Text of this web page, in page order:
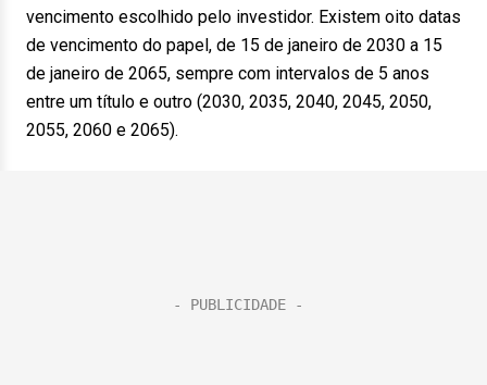
vencimento escolhido pelo investidor. Existem oito datas
de vencimento do papel, de 15 de janeiro de 2030 a 15
de janeiro de 2065, sempre com intervalos de 5 anos
entre um título e outro (2030, 2035, 2040, 2045, 2050,
2055, 2060 e 2065).